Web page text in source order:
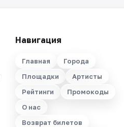
Навигация
Главная
Города
Площадки
Артисты
Рейтинги
Промокоды
О нас
Возврат билетов